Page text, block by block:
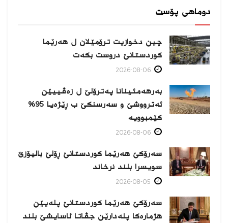
دوماهی پۆست
چین دخوازیت ترۆمێلان ل هەرێما
كوردستانێ دروست بكەت
بەرهەمئینانا په‌ترۆلێ ل زه‌ڤییێن
ئەترووشێ و سەرسنكێ ب ڕێژەیا 95%
كێمبوویە
سەرۆکێ هەرێما کوردستانێ ڕۆلێ بالیۆزێ
سویسرا بلند نرخاند
سەرۆکێ هەرێما کوردستانێ پلەیێن
هژمارەكا پلەدارێن جڤاتا ئاسایشێ بلند